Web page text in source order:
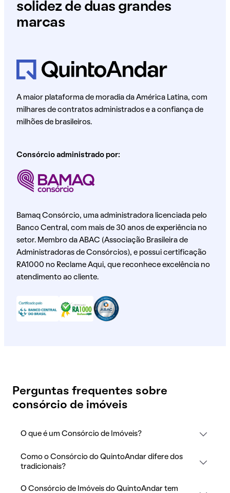
solidez de duas grandes
marcas
A maior plataforma de moradia da América Latina, com
milhares de contratos administrados e a confiança de
milhões de brasileiros.
Consórcio administrado por:
Bamaq Consórcio, uma administradora licenciada pelo
Banco Central, com mais de 30 anos de experiência no
setor. Membro da ABAC (Associação Brasileira de
Administradoras de Consórcios), e possui certificação
RA1000 no Reclame Aqui, que reconhece excelência no
atendimento ao cliente.
Perguntas frequentes sobre
consórcio de imóveis
O que é um Consórcio de Imóveis?
Como o Consórcio do QuintoAndar difere dos
tradicionais?
O Consórcio de Imóveis do QuintoAndar tem